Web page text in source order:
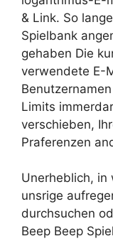
& Link. So
Spielbank
gehaben Die
verwendete E-
Limits
verschieben,
Praferenzen
Unerheblich, in
unsrige
durchsuchen
Beep Beep